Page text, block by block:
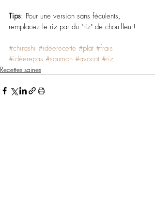
Tips: Pour une version sans féculents,
remplacez le riz par du "riz" de chou-fleur!
#chirashi #idéerecette #plat #frais
#idéerepas #saumon #avocat #riz
Recettes saines